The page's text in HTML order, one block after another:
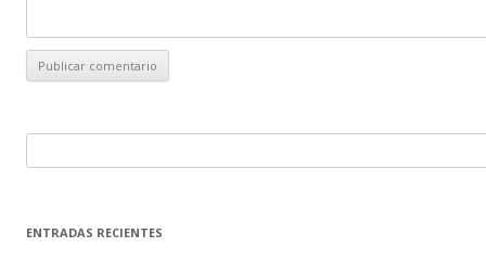
ENTRADAS RECIENTES